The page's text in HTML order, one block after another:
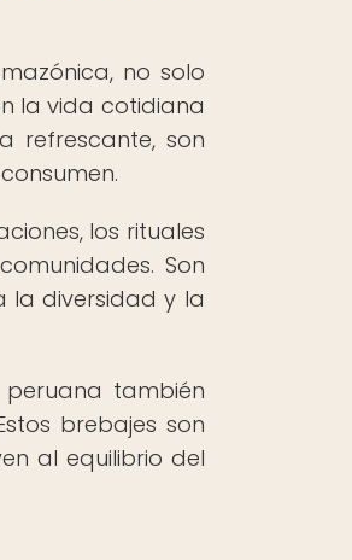
no solo
la vida cotidiana
refrescante, son
los rituales
Son
la diversidad y la
también
brebajes son
al equilibrio del